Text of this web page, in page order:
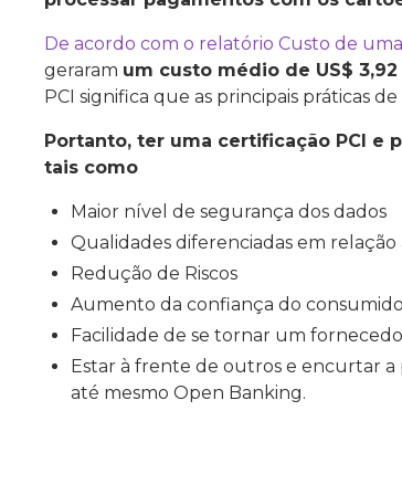
De acordo com o relatório Custo de
geraram um custo médio de US$
PCI significa que as principais práticas
Portanto, ter uma certificação PCI e
tais como
Maior nível de segurança dos dados
Qualidades diferenciadas em
Redução de Riscos
Aumento da confiança do
Facilidade de se tornar um
Estar à frente de outros e encurtar a
até mesmo Open Banking.